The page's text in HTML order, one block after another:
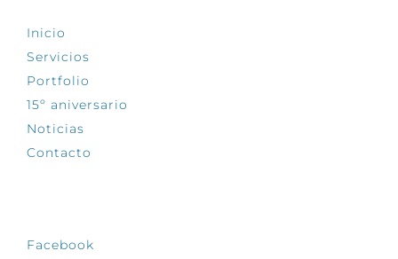
Inicio
Servicios
Portfolio
15º aniversario
Noticias
Contacto
Facebook